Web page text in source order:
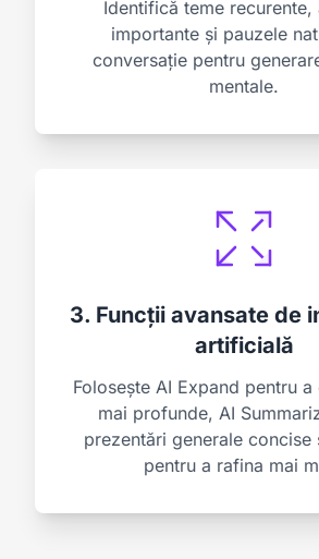
Identifică teme recurente,
importante și pauzele
conversație pentru
mentale.
3. Funcții avansate de
artificială
Folosește AI Expand pentru
mai profunde, AI
prezentări generale concise
pentru a rafina mai